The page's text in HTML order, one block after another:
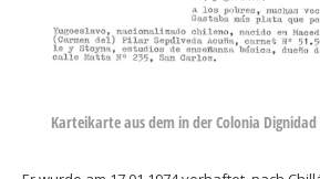
Karteikarte aus dem in der Colonia